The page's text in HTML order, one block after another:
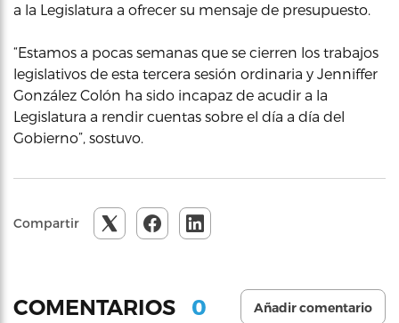
a la Legislatura a ofrecer su mensaje de presupuesto.
“Estamos a pocas semanas que se cierren los trabajos
legislativos de esta tercera sesión ordinaria y Jenniffer
González Colón ha sido incapaz de acudir a la
Legislatura a rendir cuentas sobre el día a día del
Gobierno”, sostuvo.
Compartir
COMENTARIOS 0 Añadir comentario